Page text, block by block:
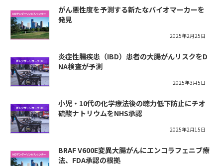
がん悪性度を予測する新たなバイオマーカーを
発見
2025年2月25日
炎症性腸疾患（IBD）患者の大腸がんリスクをD
NA検査が予測
2025年3月5日
小児・10代の化学療法後の聴力低下防止にチオ
硫酸ナトリウムをNHS承認
2025年2月15日
BRAF V600E変異大腸がんにエンコラフェニブ療
法、FDA承認の根拠